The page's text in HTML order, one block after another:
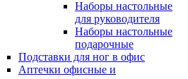
Наборы настольные
для руководителя
Наборы настольные
подарочные
Подставки для ног в офис
Аптечки офисные и